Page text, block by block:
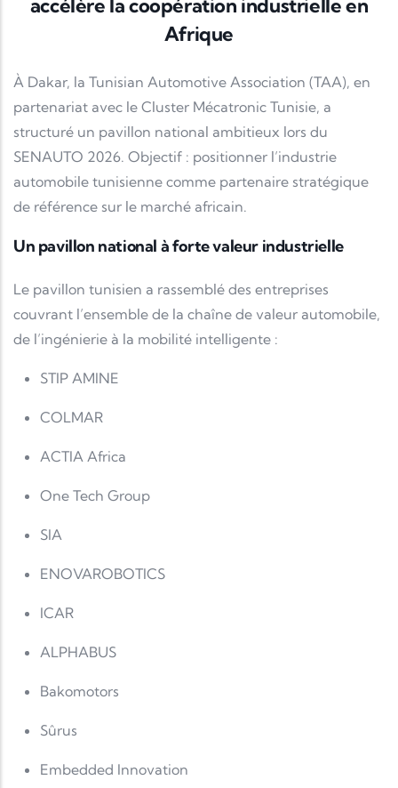
accélère la coopération industrielle en
Afrique
À Dakar, la Tunisian Automotive Association (TAA), en
partenariat avec le Cluster Mécatronic Tunisie, a
structuré un pavillon national ambitieux lors du
SENAUTO 2026. Objectif : positionner l’industrie
automobile tunisienne comme partenaire stratégique
de référence sur le marché africain.
Un pavillon national à forte valeur industrielle
Le pavillon tunisien a rassemblé des entreprises
couvrant l’ensemble de la chaîne de valeur automobile,
de l’ingénierie à la mobilité intelligente :
STIP AMINE
COLMAR
ACTIA Africa
One Tech Group
SIA
ENOVAROBOTICS
ICAR
ALPHABUS
Bakomotors
Sûrus
Embedded Innovation